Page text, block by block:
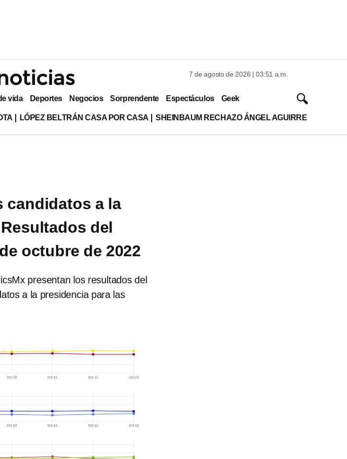
7 de agosto de 2026 | 03:51 a.m.
vida Deportes Negocios Sorprendente Espectáculos Geek
LÓPEZ BELTRÁN CASA POR CASA SHEINBAUM RECHAZO ÁNGEL AGUIRRE
candidatos a la
del
octubre de 2022
presentan los resultados del
a la presidencia para las